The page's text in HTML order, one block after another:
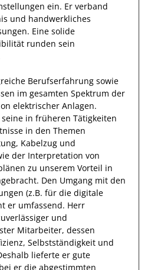
ein. Er verband
und handwerkliches
. Eine solide
runden sein
Berufserfahrung sowie
im gesamten Spektrum der
elektrischer Anlagen.
seine in früheren Tätigkeiten
in den Themen
Kabelzug und
der Interpretation von
zu unserem Vorteil in
Den Umgang mit den
(z.B. für die digitale
er umfassend. Herr
und
Mitarbeiter, dessen
, Selbstständigkeit und
lieferte er gute
er die abgestimmten